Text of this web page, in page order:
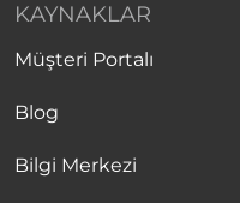
KAYNAKLAR
Müşteri Portalı
Blog
Bilgi Merkezi